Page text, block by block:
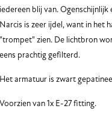
iedereen blij van.
Narcis is zeer ijdel, want in het
"trompet" zien. De lichtbron
eens prachtig gefilterd.
Het armatuur is zwart
Voorzien van 1x E-27 fitting.